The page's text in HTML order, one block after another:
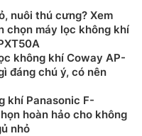
nuôi thú cưng? Xem
chọn máy lọc không khí
không khí Coway AP-
đáng chú ý, có nên
khí Panasonic F-
hoàn hảo cho không
nhỏ